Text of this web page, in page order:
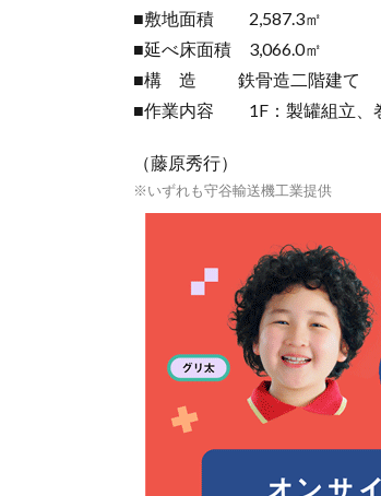
■敷地面積 2,587.3㎡
■延べ床面積 3,066.0㎡
■構 造 鉄骨造二階建
■作業内容 1F：製罐組立、
（藤原秀行）
※いずれも守谷輸送機工業提供